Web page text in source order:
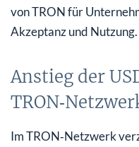
von TRON für
Akzeptanz und Nutzung.
Anstieg der
Im TRON‑Netzwerk